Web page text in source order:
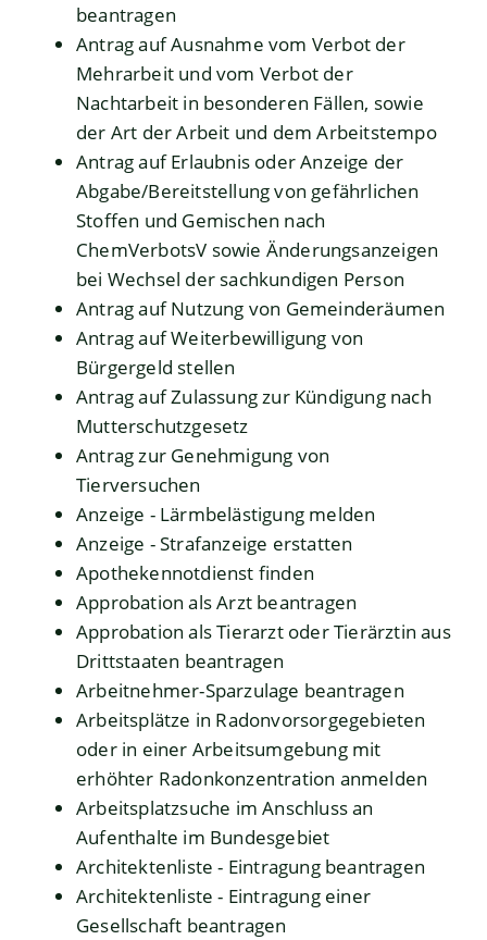
beantragen
Antrag auf Ausnahme vom Verbot der
Mehrarbeit und vom Verbot der
Nachtarbeit in besonderen Fällen, sowie
der Art der Arbeit und dem Arbeitstempo
Antrag auf Erlaubnis oder Anzeige der
Abgabe/Bereitstellung von gefährlichen
Stoffen und Gemischen nach
ChemVerbotsV sowie Änderungsanzeigen
bei Wechsel der sachkundigen Person
Antrag auf Nutzung von Gemeinderäumen
Antrag auf Weiterbewilligung von
Bürgergeld stellen
Antrag auf Zulassung zur Kündigung nach
Mutterschutzgesetz
Antrag zur Genehmigung von
Tierversuchen
Anzeige - Lärmbelästigung melden
Anzeige - Strafanzeige erstatten
Apothekennotdienst finden
Approbation als Arzt beantragen
Approbation als Tierarzt oder Tierärztin aus
Drittstaaten beantragen
Arbeitnehmer-Sparzulage beantragen
Arbeitsplätze in Radonvorsorgegebieten
oder in einer Arbeitsumgebung mit
erhöhter Radonkonzentration anmelden
Arbeitsplatzsuche im Anschluss an
Aufenthalte im Bundesgebiet
Architektenliste - Eintragung beantragen
Architektenliste - Eintragung einer
Gesellschaft beantragen